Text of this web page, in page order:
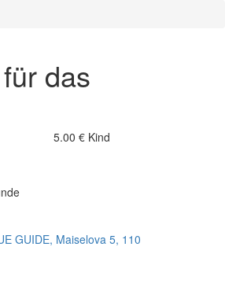
das
5.00 € Kind
GUIDE, Maiselova 5, 110